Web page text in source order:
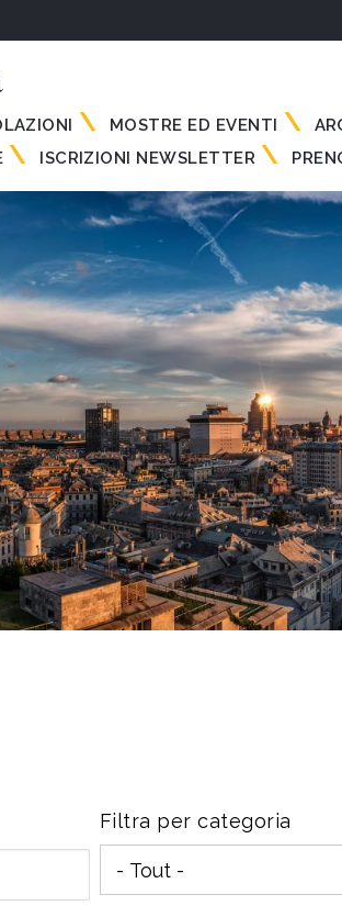
MOSTRE ED EVENTI
ISCRIZIONI NEWSLETTER
Filtra per categoria